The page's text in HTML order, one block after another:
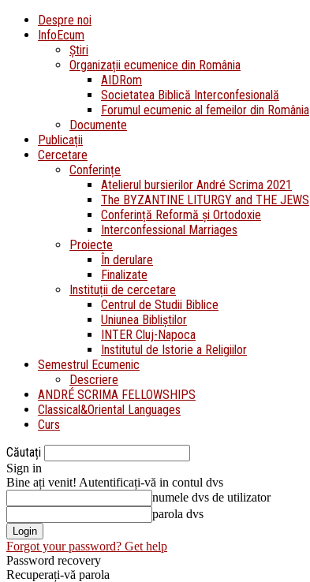
Despre noi
InfoEcum
Știri
Organizații ecumenice din România
AIDRom
Societatea Biblică Interconfesională
Forumul ecumenic al femeilor din România
Documente
Publicații
Cercetare
Conferințe
Atelierul bursierilor André Scrima 2021
The BYZANTINE LITURGY and THE JEWS
Conferință Reformă și Ortodoxie
Interconfessional Marriages
Proiecte
În derulare
Finalizate
Instituții de cercetare
Centrul de Studii Biblice
Uniunea Bibliștilor
INTER Cluj-Napoca
Institutul de Istorie a Religiilor
Semestrul Ecumenic
Descriere
ANDRÉ SCRIMA FELLOWSHIPS
Classical&Oriental Languages
Curs
Căutați
Sign in
Bine ați venit! Autentificați-vă in contul dvs
numele dvs de utilizator
parola dvs
Forgot your password? Get help
Password recovery
Recuperați-vă parola